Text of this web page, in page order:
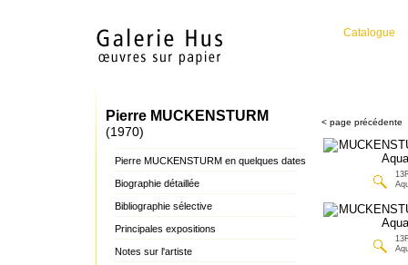
Catalogue
Pierre MUCKENSTURM
(1970)
Pierre MUCKENSTURM en quelques dates
Biographie détaillée
Bibliographie sélective
Principales expositions
Notes sur l'artiste
< page précédente